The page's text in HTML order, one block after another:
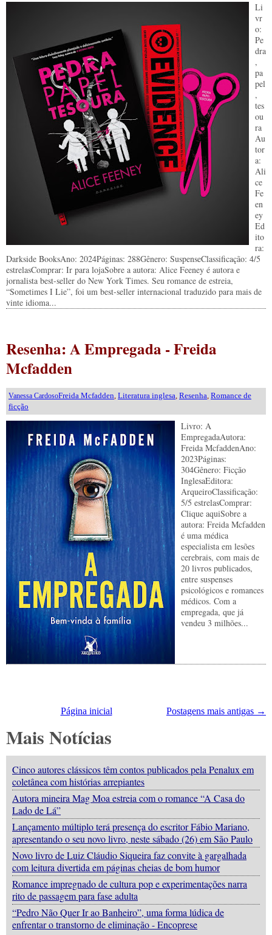
Li
vr
o:
Pe
dra
,
pa
pel
,
tes
ou
ra
Au
tor
a:
Ali
ce
Fe
en
ey
Ed
ito
ra:
Darkside BooksAno: 2024Páginas: 288Gênero: SuspenseClassificação: 4/5
estrelasComprar: Ir para lojaSobre a autora: Alice Feeney é autora e
jornalista best-seller do New York Times. Seu romance de estreia,
“Sometimes I Lie”, foi um best-seller internacional traduzido para mais de
vinte idioma...
Resenha: A Empregada - Freida
Mcfadden
Vanessa CardosoFreida Mcfadden Literatura inglesa Resenha Romance de
ficção
Livro: A
EmpregadaAutora:
Freida McfaddenAno:
2023Páginas:
304Gênero: Ficção
InglesaEditora:
ArqueiroClassificação:
5/5 estrelasComprar:
Clique aquiSobre a
autora: Freida Mcfadden
é uma médica
especialista em lesões
cerebrais, com mais de
20 livros publicados,
entre suspenses
psicológicos e romances
médicos. Com a
empregada, que já
vendeu 3 milhões...
Postagens mais antigas →
Página inicial
Mais Notícias
Cinco autores clássicos têm contos publicados pela Penalux em
coletânea com histórias arrepiantes
Autora mineira Mag Moa estreia com o romance “A Casa do
Lado de Lá”
Lançamento múltiplo terá presença do escritor Fábio Mariano,
apresentando o seu novo livro, neste sábado (26) em São Paulo
Novo livro de Luiz Cláudio Siqueira faz convite à gargalhada
com leitura divertida em páginas cheias de bom humor
Romance impregnado de cultura pop e experimentações narra
rito de passagem para fase adulta
“Pedro Não Quer Ir ao Banheiro”, uma forma lúdica de
enfrentar o transtorno de eliminação - Encoprese